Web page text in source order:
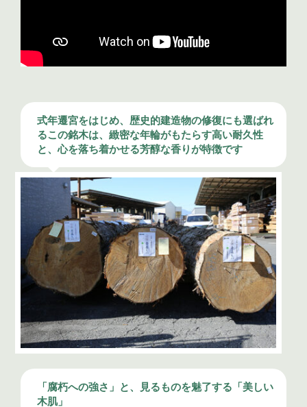
式年遷宮をはじめ、歴史的建造物の修復にも選ばれ
るこの銘木は、緻密な年輪がもたらす高い耐久性
と、心を落ち着かせる芳醇な香りが特徴です
「腐朽への強さ」と、見るものを魅了する「美しい
木肌」